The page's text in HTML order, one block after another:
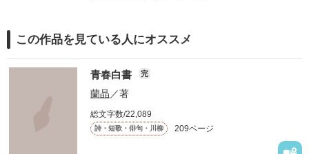
この作品を見ている人にオススメ
青春白書 完
蘭晶 ／著
総文字数/22,089
詩・短歌・俳句・川柳 209ページ